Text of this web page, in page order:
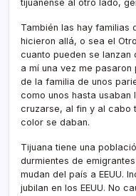
tijuanense al otro lado,
También las hay familias
hicieron allá, o sea el
cuanto pueden se lanzan
a mí­ una vez me
de la familia de unos
como unos hasta
cruzarse, al fin y al cabo
color se daban.
Tijuana tiene una
durmientes de
mudan del paí­s a EEUU.
jubilan en los EEUU. No